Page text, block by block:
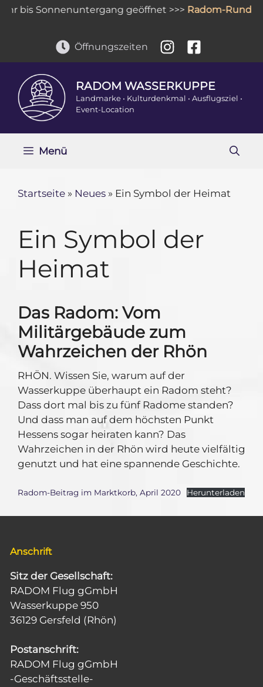
Zumbis Sonnenuntergang geöffnet >>>Radom-
Öffnungszeiten
RADOM WASSERKUPPE
Landmarke • Kulturdenkmal • Ausflugsziel •
Event-Location
Menü
Startseite » Neues » Ein Symbol der Heimat
Ein Symbol der
Heimat
Das Radom: Vom
Militärgebäude zum
Wahrzeichen der Rhön
RHÖN. Wissen Sie, warum auf der
Wasserkuppe überhaupt ein Radom steht?
Dass dort mal bis zu fünf Radome standen?
Und dass man auf dem höchsten Punkt
Hessens sogar heiraten kann? Das
Wahrzeichen in der Rhön wird heute vielfältig
genutzt und hat eine spannende Geschichte.
Radom-Beitrag im Marktkorb, April 2020 Herunterladen
Anschrift
Sitz der Gesellschaft:
RADOM Flug gGmbH
Wasserkuppe 950
36129 Gersfeld (Rhön)
Postanschrift:
RADOM Flug gGmbH
-Geschäftsstelle-